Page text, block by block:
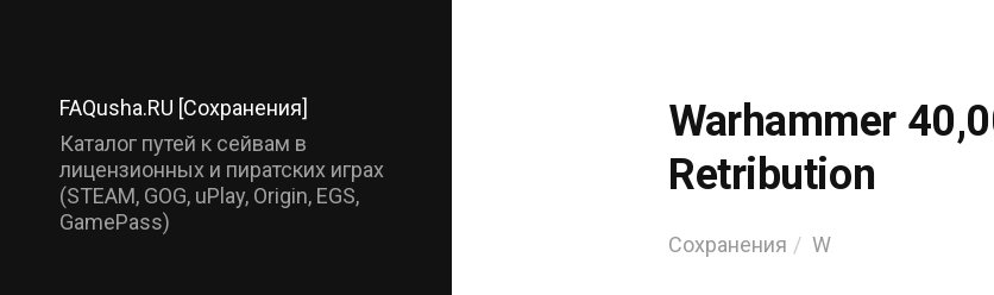
FAQusha.RU [Сохранения]
Каталог путей к сейвам в
лицензионных и пиратских играх
(STEAM, GOG, uPlay, Origin, EGS,
GamePass)
Warhammer
Retribution
Сохранения W